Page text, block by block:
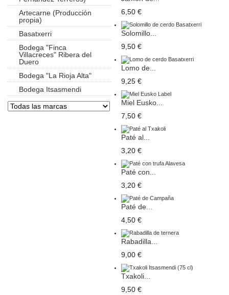
Artecarne (Producción
propia)
Basatxerri
Bodega "Finca
Villacreces" Ribera del
Duero
Bodega "La Rioja Alta"
Bodega Itsasmendi
6,50 €
Solomillo...
9,50 €
Lomo de...
9,25 €
Miel Eusko...
7,50 €
Paté al...
3,20 €
Paté con...
3,20 €
Paté de...
4,50 €
Rabadilla...
9,00 €
Txakoli...
9,50 €